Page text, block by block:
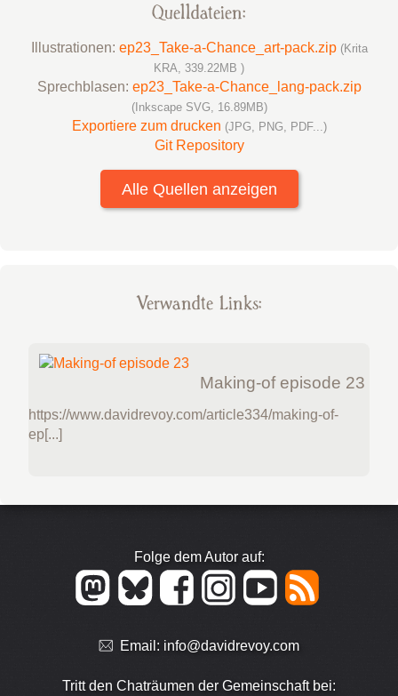
Quelldateien:
Illustrationen: ep23_Take-a-Chance_art-pack.zip (Krita
KRA, 339.22MB )
Sprechblasen: ep23_Take-a-Chance_lang-pack.zip
(Inkscape SVG, 16.89MB)
Exportiere zum drucken (JPG, PNG, PDF...)
Git Repository
Alle Quellen anzeigen
Verwandte Links:
Making-of episode 23
https://www.davidrevoy.com/article334/making-of-
ep[...]
Folge dem Autor auf:
Email: info@davidrevoy.com
Tritt den Chaträumen der Gemeinschaft bei: